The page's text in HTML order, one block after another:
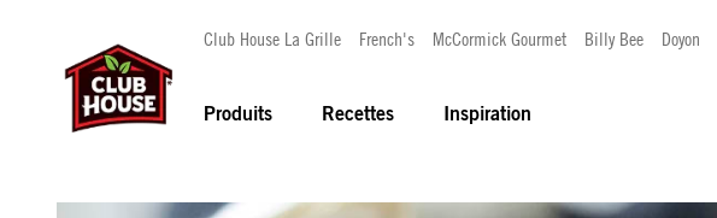
Club House La Grille French's McCormick Gourmet Billy Bee Doyon
Produits Recettes Inspiration